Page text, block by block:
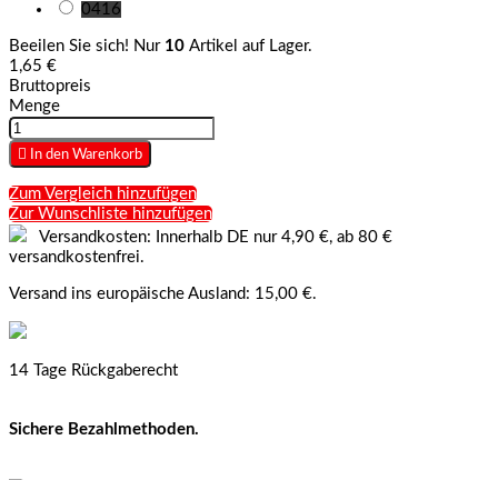
0416
Beeilen Sie sich! Nur 10 Artikel auf Lager.
1,65 €
Bruttopreis
Menge
 In den Warenkorb
Zum Vergleich hinzufügen
Zur Wunschliste hinzufügen
Versandkosten: Innerhalb DE nur 4,90 €, ab 80 €
versandkostenfrei.
Versand ins europäische Ausland: 15,00 €.
14 Tage Rückgaberecht
Sichere Bezahlmethoden.